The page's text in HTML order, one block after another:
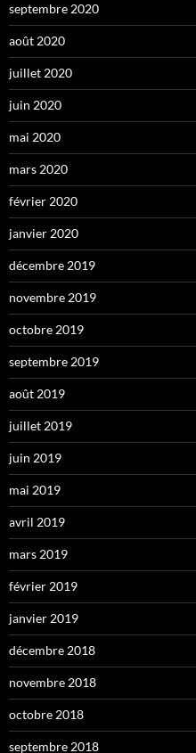
septembre 2020
août 2020
juillet 2020
juin 2020
mai 2020
mars 2020
février 2020
janvier 2020
décembre 2019
novembre 2019
octobre 2019
septembre 2019
août 2019
juillet 2019
juin 2019
mai 2019
avril 2019
mars 2019
février 2019
janvier 2019
décembre 2018
novembre 2018
octobre 2018
septembre 2018